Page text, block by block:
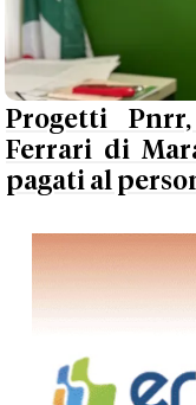
Progetti
Ferrari di
pagati al